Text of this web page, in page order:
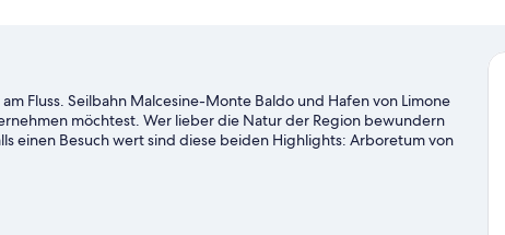
Fluss. Seilbahn Malcesine-Monte Baldo und Hafen von Limone
möchtest. Wer lieber die Natur der Region bewundern
einen Besuch wert sind diese beiden Highlights: Arboretum von
Erlebe Wasserspaß pur beim Kajakfahren und beim Tauchen